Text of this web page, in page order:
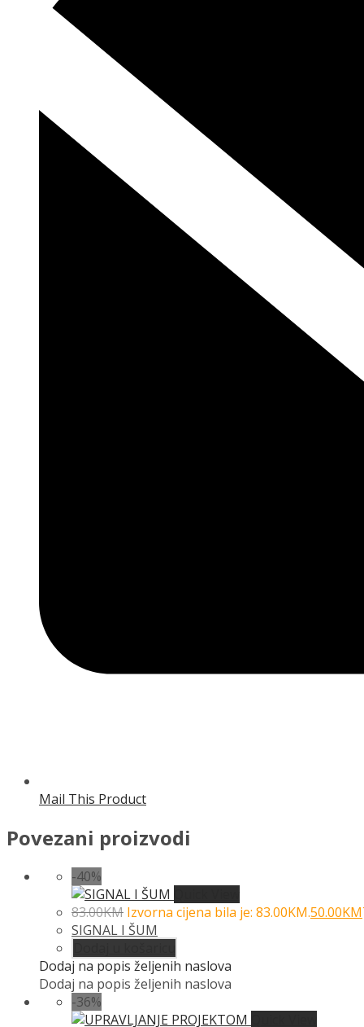
Mail This Product
Povezani proizvodi
-40%
83.00KM Izvorna cijena bila je: 83.00KM.50.00KM
SIGNAL I ŠUM
Dodaj na popis željenih naslova
Dodaj na popis željenih naslova
-36%